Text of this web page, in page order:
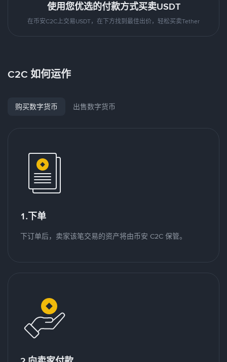
使用您优选的付款方式买卖USDT
在币安C2C上交易USDT，在下方找到最佳出价，轻松买卖Tether
C2C 如何运作
购买数字货币 出售数字货币
1.下单
下订单后，卖家该笔交易的资产将由币安 C2C 保管。